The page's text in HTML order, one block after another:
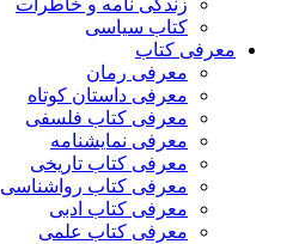
زندگی نامه و خاطرات
کتاب سیاسی
معرفی کتاب
معرفی رمان
معرفی داستان کوتاه
معرفی کتاب فلسفی
معرفی نمایشنامه
معرفی کتاب تاریخی
معرفی کتاب رواشناسی
معرفی کتاب ادبی
معرفی کتاب علمی